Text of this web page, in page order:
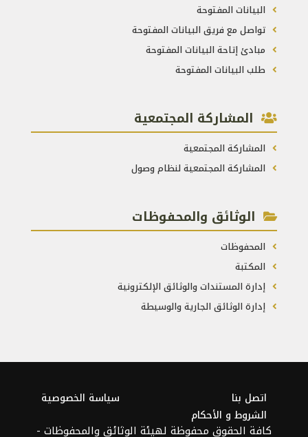
البيانات المفتوحة
تواصل مع فريق البيانات المفتوحة
مبادئ إتاحة البيانات المفتوحة
طلب البيانات المفتوحة
المشاركة المجتمعية
المشاركة المجتمعية
المشاركة المجتمعية لنظام وصول
الوثائق والمحفوظات
المحفوظات
المكتبة
إدارة المستندات والوثائق الإلكترونية
إدارة الوثائق الجارية والوسيطة
اتصل بنا
سياسة الخصوصية
الشروط و الأحكام
كافة الحقوق محفوظة لهيئة الوثائق والمحفوظات -